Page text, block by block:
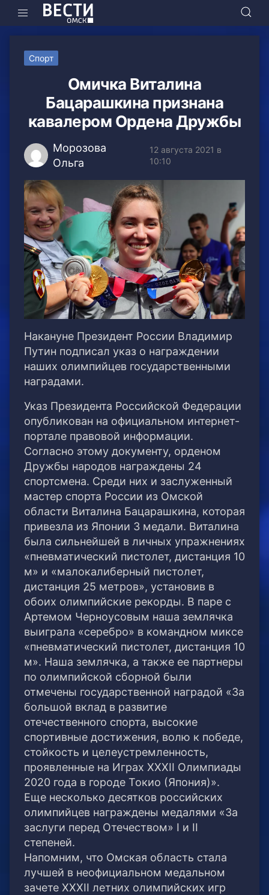
Спорт
Омичка Виталина
Бацарашкина признана
кавалером Ордена Дружбы
Морозова
Ольга
12 августа 2021 в
10:10
Накануне Президент России Владимир
Путин подписал указ о награждении
наших олимпийцев государственными
наградами.
Указ Президента Российской Федерации
опубликован на официальном интернет-
портале правовой информации.
Согласно этому документу, орденом
Дружбы народов награждены 24
спортсмена. Среди них и заслуженный
мастер спорта России из Омской
области Виталина Бацарашкина, которая
привезла из Японии 3 медали. Виталина
была сильнейшей в личных упражнениях
«пневматический пистолет, дистанция 10
м» и «малокалиберный пистолет,
дистанция 25 метров», установив в
обоих олимпийские рекорды. В паре с
Артемом Черноусовым наша землячка
выиграла «серебро» в командном миксе
«пневматический пистолет, дистанция 10
м». Наша землячка, а также ее партнеры
по олимпийской сборной были
отмечены государственной наградой «За
большой вклад в развитие
отечественного спорта, высокие
спортивные достижения, волю к победе,
стойкость и целеустремленность,
проявленные на Играх XXXII Олимпиады
2020 года в городе Токио (Япония)».
Еще несколько десятков российских
олимпийцев награждены медалями «За
заслуги перед Отечеством» I и II
степеней.
Напомним, что Омская область стала
лучшей в неофициальном медальном
зачете XXXII летних олимпийских игр